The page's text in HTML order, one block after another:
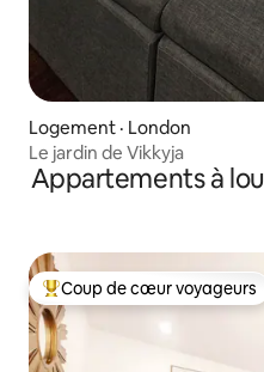
Logement · London
Le jardin de Vikkyja
Appartements à
Coup de cœur voyageurs
Coup de cœur voyageurs